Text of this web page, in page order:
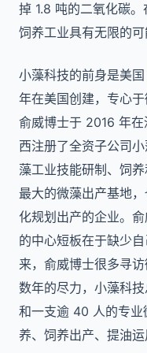
掉 1.8 吨的二氧化碳
饲养工业具有无限的可
小藻科技的前身是美
年在美国创建，专心于
俞威博士于 2016 年
西注册了全资子公司
藻工业技能研制、饲
最大的微藻出产基地
化规划出产的企业。
的中心短板在于缺少
来，俞威博士很多寻
数年的尽力，小藻科
和一支逾 40 人的专业
养、饲养出产、提油运